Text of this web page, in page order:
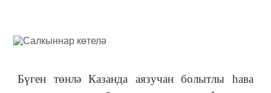
Бүген төнлә Казанда аязучан болытлы һава